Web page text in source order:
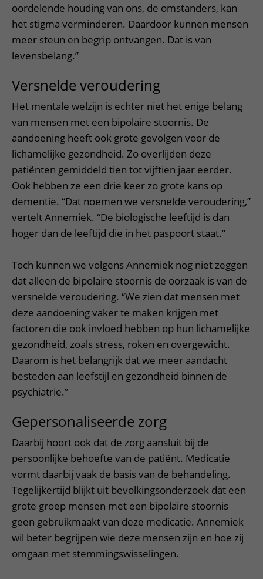
oordelende houding van ons, de omstanders, kan
het stigma verminderen. Daardoor kunnen mensen
meer steun en begrip ontvangen. Dat is van
levensbelang.”
Versnelde veroudering
Het mentale welzijn is echter niet het enige belang
van mensen met een bipolaire stoornis. De
aandoening heeft ook grote gevolgen voor de
lichamelijke gezondheid. Zo overlijden deze
patiënten gemiddeld tien tot vijftien jaar eerder.
Ook hebben ze een drie keer zo grote kans op
dementie. “Dat noemen we versnelde veroudering,”
vertelt Annemiek. “De biologische leeftijd is dan
hoger dan de leeftijd die in het paspoort staat.”
Toch kunnen we volgens Annemiek nog niet zeggen
dat alleen de bipolaire stoornis de oorzaak is van de
versnelde veroudering. “We zien dat mensen met
deze aandoening vaker te maken krijgen met
factoren die ook invloed hebben op hun lichamelijke
gezondheid, zoals stress, roken en overgewicht.
Daarom is het belangrijk dat we meer aandacht
besteden aan leefstijl en gezondheid binnen de
psychiatrie.”
Gepersonaliseerde zorg
Daarbij hoort ook dat de zorg aansluit bij de
persoonlijke behoefte van de patiënt. Medicatie
vormt daarbij vaak de basis van de behandeling.
Tegelijkertijd blijkt uit bevolkingsonderzoek dat een
grote groep mensen met een bipolaire stoornis
geen gebruikmaakt van deze medicatie. Annemiek
wil beter begrijpen wie deze mensen zijn en hoe zij
omgaan met stemmingswisselingen.